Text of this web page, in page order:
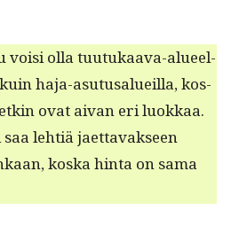
voisi olla tuu­tukaa­va-alueel­
haja-asu­tusalueil­la, kos­
ovat aivan eri luokkaa.
lehtiä jaet­tavak­seen
kos­ka hin­ta on sama